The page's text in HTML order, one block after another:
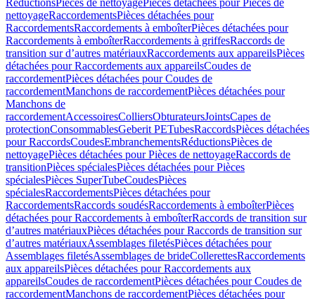
RéductionsPièces de nettoyagePièces détachées pour Pièces de
nettoyageRaccordementsPièces détachées pour
RaccordementsRaccordements à emboîterPièces détachées pour
Raccordements à emboîterRaccordements à griffesRaccords de
transition sur d’autres matériauxRaccordements aux appareilsPièces
détachées pour Raccordements aux appareilsCoudes de
raccordementPièces détachées pour Coudes de
raccordementManchons de raccordementPièces détachées pour
Manchons de
raccordementAccessoiresColliersObturateursJointsCapes de
protectionConsommablesGeberit PETubesRaccordsPièces détachées
pour RaccordsCoudesEmbranchementsRéductionsPièces de
nettoyagePièces détachées pour Pièces de nettoyageRaccords de
transitionPièces spécialesPièces détachées pour Pièces
spécialesPièces SuperTubeCoudesPièces
spécialesRaccordementsPièces détachées pour
RaccordementsRaccords soudésRaccordements à emboîterPièces
détachées pour Raccordements à emboîterRaccords de transition sur
d’autres matériauxPièces détachées pour Raccords de transition sur
d’autres matériauxAssemblages filetésPièces détachées pour
Assemblages filetésAssemblages de brideCollerettesRaccordements
aux appareilsPièces détachées pour Raccordements aux
appareilsCoudes de raccordementPièces détachées pour Coudes de
raccordementManchons de raccordementPièces détachées pour